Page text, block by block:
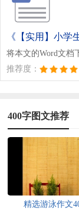
《【实用】小学
将本文的Word文档
推荐度：
400字图文推荐
精选游泳作文